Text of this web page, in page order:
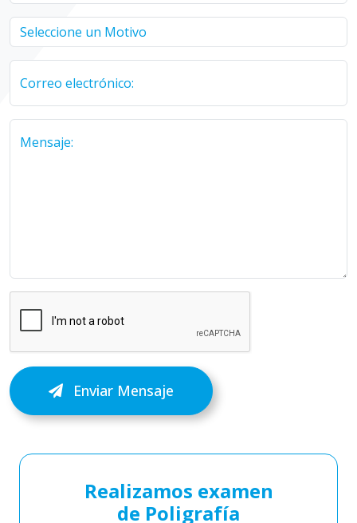
Correo electrónico:
Mensaje:
Enviar Mensaje
Realizamos examen
de Poligrafía